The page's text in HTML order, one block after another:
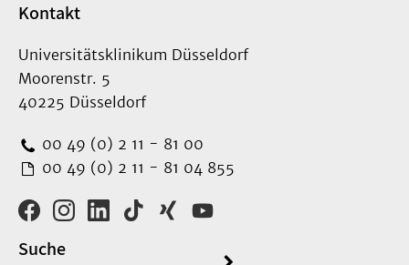
Kontakt
Universitätsklinikum Düsseldorf
Moorenstr. 5
40225 Düsseldorf
00 49 (0) 2 11 - 81 00
00 49 (0) 2 11 - 81 04 855
Suche